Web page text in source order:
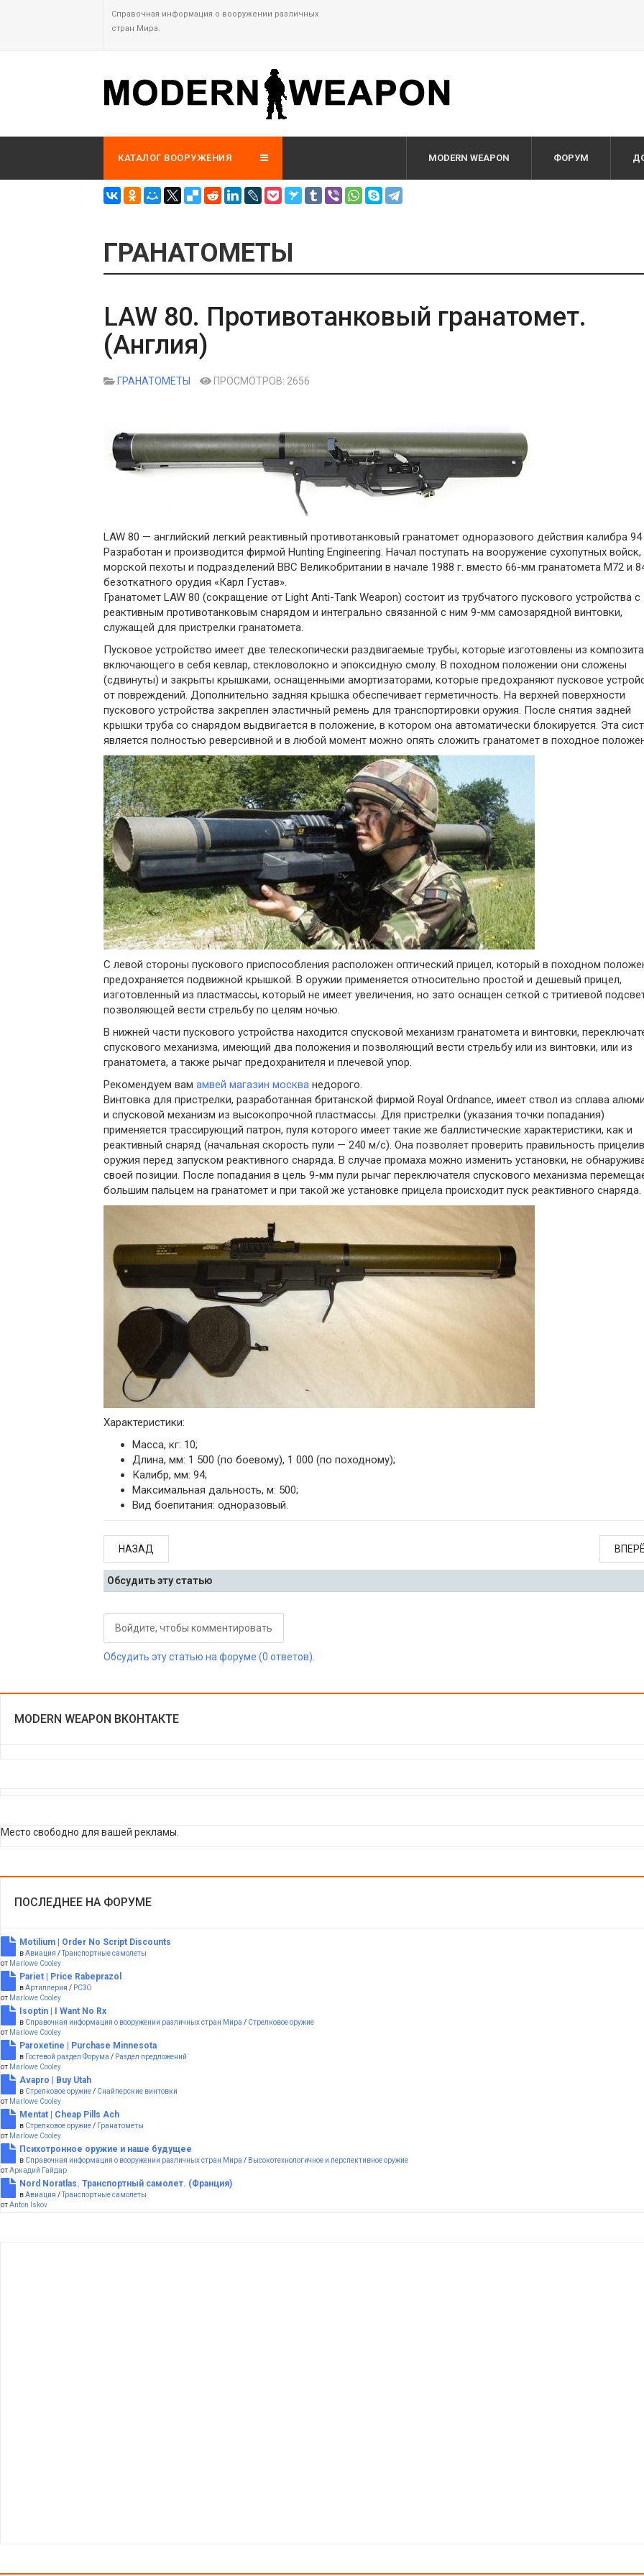
Справочная информация о вооружении различных
стран Мира.
КАТАЛОГ ВООРУЖЕНИЯ MODERN WEAPON ФОРУМ
ГРАНАТОМЕТЫ
LAW 80. Противотанковый гранатомет.
(Англия)
ГРАНАТОМЕТЫ ПРОСМОТРОВ: 2656
LAW 80 — английский легкий реактивный противотанковый гранатомет одноразового действия калибра
Разработан и производится фирмой Hunting Engineering. Начал поступать на вооружение сухопутных войск,
морской пехоты и подразделений ВВС Великобритании в начале 1988 г. вместо 66-мм гранатомета М72 и
безоткатного орудия «Карл Густав».
Гранатомет LAW 80 (сокращение от Light Anti-Tank Weapon) состоит из трубчатого пускового устройства с
реактивным противотанковым снарядом и интегрально связанной с ним 9-мм самозарядной винтовки,
служащей для пристрелки гранатомета.
Пусковое устройство имеет две телескопически раздвигаемые трубы, которые изготовлены из
включающего в себя кевлар, стекловолокно и эпоксидную смолу. В походном положении они сложены
(сдвинуты) и закрыты крышками, оснащенными амортизаторами, которые предохраняют пусковое
от повреждений. Дополнительно задняя крышка обеспечивает герметичность. На верхней поверхности
пускового устройства закреплен эластичный ремень для транспортировки оружия. После снятия задней
крышки труба со снарядом выдвигается в положение, в котором она автоматически блокируется. Эта
является полностью реверсивной и в любой момент можно опять сложить гранатомет в походное
С левой стороны пускового приспособления расположен оптический прицел, который в походном
предохраняется подвижной крышкой. В оружии применяется относительно простой и дешевый прицел,
изготовленный из пластмассы, который не имеет увеличения, но зато оснащен сеткой с тритиевой
позволяющей вести стрельбу по целям ночью.
В нижней части пускового устройства находится спусковой механизм гранатомета и винтовки,
спускового механизма, имеющий два положения и позволяющий вести стрельбу или из винтовки, или из
гранатомета, а также рычаг предохранителя и плечевой упор.
Рекомендуем вамамвей магазин москва недорого.
Винтовка для пристрелки, разработанная британской фирмой Royal Ordnance, имеет ствол из сплава
и спусковой механизм из высокопрочной пластмассы. Для пристрелки (указания точки попадания)
применяется трассирующий патрон, пуля которого имеет такие же баллистические характеристики, как и
реактивный снаряд (начальная скорость пули — 240 м/с). Она позволяет проверить правильность
оружия перед запуском реактивного снаряда. В случае промаха можно изменить установки, не
своей позиции. После попадания в цель 9-мм пули рычаг переключателя спускового механизма
большим пальцем на гранатомет и при такой же установке прицела происходит пуск реактивного снаряда.
Характеристики:
Масса, кг: 10;
Длина, мм: 1 500 (по боевому), 1 000 (по походному);
Калибр, мм: 94;
Максимальная дальность, м: 500;
Вид боепитания: одноразовый.
НАЗАД
Обсудить эту статью
Войдите, чтобы комментировать
Обсудить эту статью на форуме (0 ответов).
MODERN WEAPON ВКОНТАКТЕ
Место свободно для вашей рекламы.
ПОСЛЕДНЕЕ НА ФОРУМЕ
Motilium | Order No Script Discounts
вАвиация /Транспортные самолеты
от Marlowe Cooley
Pariet | Price Rabeprazol
вАртиллерия / РСЗО
от Marlowe Cooley
Isoptin | I Want No Rx
в Справочная информация о вооружении различных стран Мира / Стрелковое оружие
от Marlowe Cooley
Paroxetine | Purchase Minnesota
в Гостевой раздел Форума / Раздел предложений
от Marlowe Cooley
Avapro | Buy Utah
в Стрелковое оружие/ Снайперские винтовки
от Marlowe Cooley
Mentat | Cheap Pills Ach
в Стрелковое оружие/ Гранатометы
от Marlowe Cooley
Психотронное оружие и наше будущее
в Справочная информация о вооружении различных стран Мира / Высокотехнологичное и перспективное оружие
отАркадий Гайдар
Nord Noratlas. Транспортный самолет. (Франция)
вАвиация /Транспортные самолеты
отAnton Iskov